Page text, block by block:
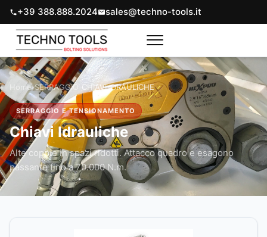
+39 388.888.2024 sales@techno-tools.it
Home›SERRAGGIO CHIAVI IDRAULICHE
SERRAGGIO E TENSIONAMENTO
Chiavi Idrauliche
Alte coppie in spazi ridotti. Attacco quadro e esagono
passante fino a 70.000 N.m.